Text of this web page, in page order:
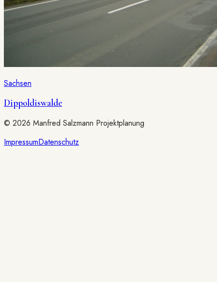
Sachsen
Dippoldiswalde
© 2026 Manfred Salzmann Projektplanung
ImpressumDatenschutz